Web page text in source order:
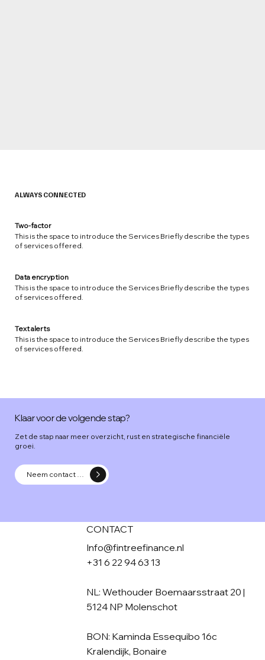
ALWAYS CONNECTED
Two-factor
This is the space to introduce the Services Briefly describe the types
of services offered.
Data encryption
This is the space to introduce the Services Briefly describe the types
of services offered.
Text alerts
This is the space to introduce the Services Briefly describe the types
of services offered.
Klaar voor de volgende stap?
Zet de stap naar meer overzicht, rust en strategische financiële
groei.
Neem contact op
CONTACT
Info@fintreefinance.nl
+31 6 22 94 63 13
NL: Wethouder Boemaarsstraat 20 |
5124 NP Molenschot
BON: Kaminda Essequibo 16c
Kralendijk, Bonaire